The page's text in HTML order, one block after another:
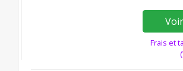
Frais et